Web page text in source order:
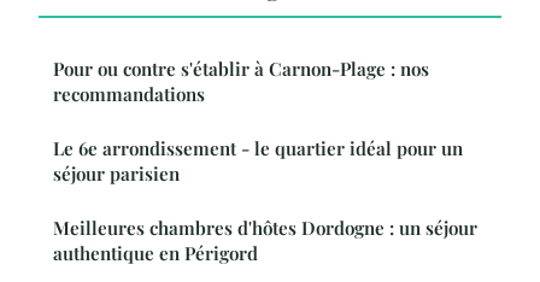
Pour ou contre s'établir à Carnon-Plage : nos
recommandations
Le 6e arrondissement - le quartier idéal pour un
séjour parisien
Meilleures chambres d'hôtes Dordogne : un séjour
authentique en Périgord